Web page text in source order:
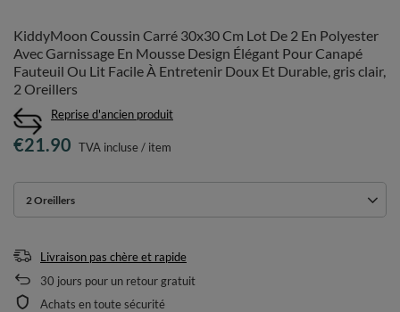
KiddyMoon Coussin Carré 30x30 Cm Lot De 2 En Polyester
Avec Garnissage En Mousse Design Élégant Pour Canapé
Fauteuil Ou Lit Facile À Entretenir Doux Et Durable, gris clair,
2 Oreillers
Reprise d'ancien produit
2 Oreillers
€21.90 TVA incluse/ item
Livraison pas chère et rapide
30 jours pour un retour gratuit
Achats en toute sécurité